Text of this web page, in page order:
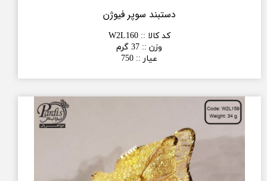
دستبند سوپر فیوژن
کد کالا ::
W2L160
وزن :: 37 گرم
عیار ::
750